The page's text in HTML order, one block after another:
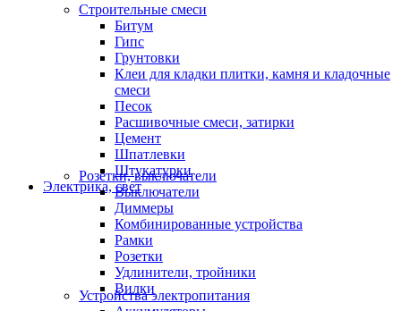
Строительные смеси
Битум
Гипс
Грунтовки
Клеи для кладки плитки, камня и кладочные
смеси
Песок
Расшивочные смеси, затирки
Цемент
Шпатлевки
Штукатурки
Электрика, свет
Розетки, выключатели
Выключатели
Диммеры
Комбинированные устройства
Рамки
Розетки
Удлинители, тройники
Вилки
Устройства электропитания